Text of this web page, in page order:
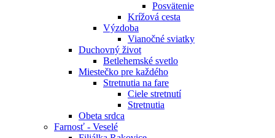
Posvätenie
Krížová cesta
Výzdoba
Vianočné sviatky
Duchovný život
Betlehemské svetlo
Miestečko pre každého
Stretnutia na fare
Ciele stretnutí
Stretnutia
Obeta srdca
Farnosť - Veselé